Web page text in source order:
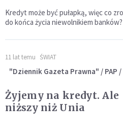
Kredyt może być pułapką, więc co
do końca życia niewolnikiem
11 lat temu ŚWIAT
"Dziennik Gazeta Prawna" / PAP /
Żyjemy na kredyt. Ale
niższy niż Unia